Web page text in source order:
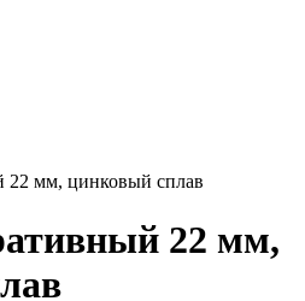
22 мм, цинковый сплав
22 мм,